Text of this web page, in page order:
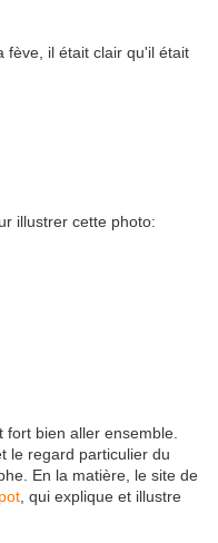
fève, il était clair qu'il était
illustrer cette photo:
bien aller ensemble.
le regard particulier du
En la matière, le site de
, qui explique et illustre